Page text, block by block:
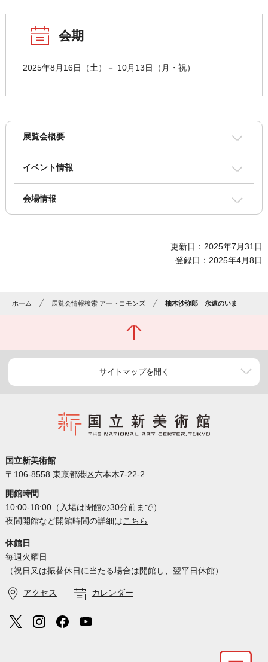
会期
2025年8月16日（土）－ 10月13日（月・祝）
展覧会概要
イベント情報
会場情報
更新日：2025年7月31日
登録日：2025年4月8日
ホーム 展覧会情報検索 アートコモンズ 柚木沙弥郎 永遠のいま
サイトマップを開く
国立新美術館
〒106-8558 東京都港区六本木7-22-2
開館時間
10:00-18:00（入場は閉館の30分前まで）
夜間開館など開館時間の詳細はこちら
休館日
毎週火曜日
（祝日又は振替休日に当たる場合は開館し、翌平日休館）
アクセス カレンダー